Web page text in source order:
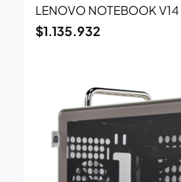
LENOVO NOTEBOOK
$1.135.932